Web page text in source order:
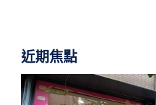
近期焦點